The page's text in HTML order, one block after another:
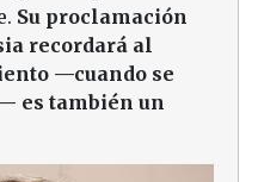
Su proclamación
recordará al
—cuando se
es también un